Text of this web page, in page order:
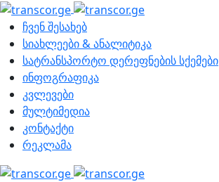
ჩვენ შესახებ
სიახლეები & ანალიტიკა
სატრანსპორტო დერეფნების სქემები
ინფოგრაფიკა
კვლევები
მულტიმედია
კონტაქტი
რეკლამა